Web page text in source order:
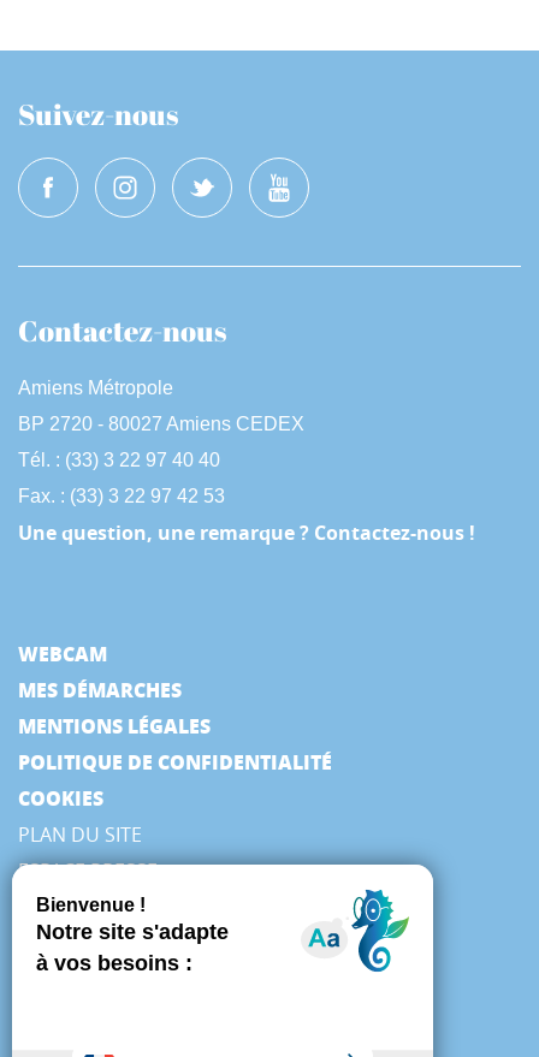
Suivez-nous
Contactez-nous
Amiens Métropole
BP 2720 - 80027 Amiens CEDEX
Tél. : (33) 3 22 97 40 40
Fax. : (33) 3 22 97 42 53
Une question, une remarque ? Contactez-nous !
WEBCAM
MES DÉMARCHES
MENTIONS LÉGALES
POLITIQUE DE CONFIDENTIALITÉ
COOKIES
PLAN DU SITE
ESPACE PRESSE